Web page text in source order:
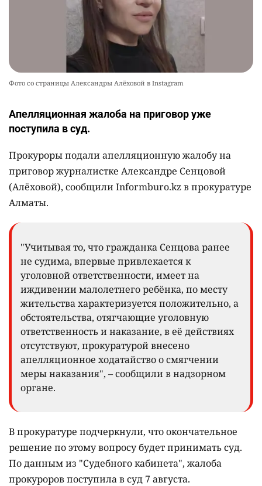
Фото со страницы Александры Алёховой в Instagram
Апелляционная жалоба на приговор уже
поступила в суд.
Прокуроры подали апелляционную жалобу на
приговор журналистке Александре Сенцовой
(Алёховой), сообщили Informburo.kz в прокуратуре
Алматы.
"Учитывая то, что гражданка Сенцова ранее
не судима, впервые привлекается к
уголовной ответственности, имеет на
иждивении малолетнего ребёнка, по месту
жительства характеризуется положительно, а
обстоятельства, отягчающие уголовную
ответственность и наказание, в её действиях
отсутствуют, прокуратурой внесено
апелляционное ходатайство о смягчении
меры наказания", – сообщили в надзорном
органе.
В прокуратуре подчеркнули, что окончательное
решение по этому вопросу будет принимать суд.
По данным из "Судебного кабинета", жалоба
прокуроров поступила в суд 7 августа.